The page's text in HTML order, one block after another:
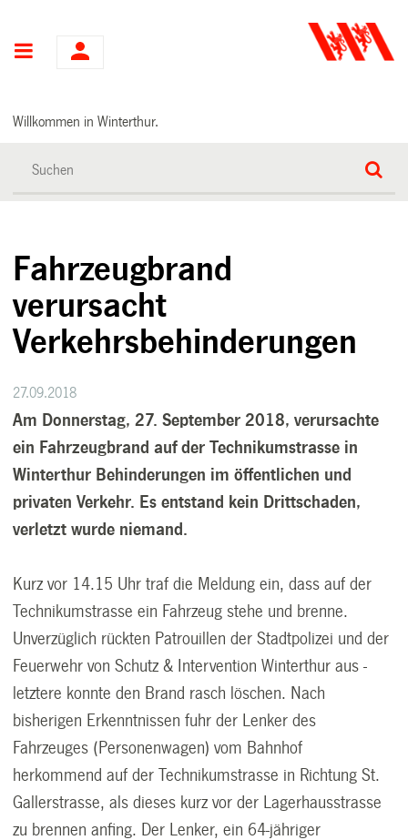
Hauptnavigation
Willkommen in Winterthur.
Fahrzeugbrand
verursacht
Verkehrsbehinderungen
27.09.2018
Am Donnerstag, 27. September 2018, verursachte
ein Fahrzeugbrand auf der Technikumstrasse in
Winterthur Behinderungen im öffentlichen und
privaten Verkehr. Es entstand kein Drittschaden,
verletzt wurde niemand.
Kurz vor 14.15 Uhr traf die Meldung ein, dass auf der
Technikumstrasse ein Fahrzeug stehe und brenne.
Unverzüglich rückten Patrouillen der Stadtpolizei und der
Feuerwehr von Schutz & Intervention Winterthur aus -
letztere konnte den Brand rasch löschen. Nach
bisherigen Erkenntnissen fuhr der Lenker des
Fahrzeuges (Personenwagen) vom Bahnhof
herkommend auf der Technikumstrasse in Richtung St.
Gallerstrasse, als dieses kurz vor der Lagerhausstrasse
zu brennen anfing. Der Lenker, ein 64-jähriger